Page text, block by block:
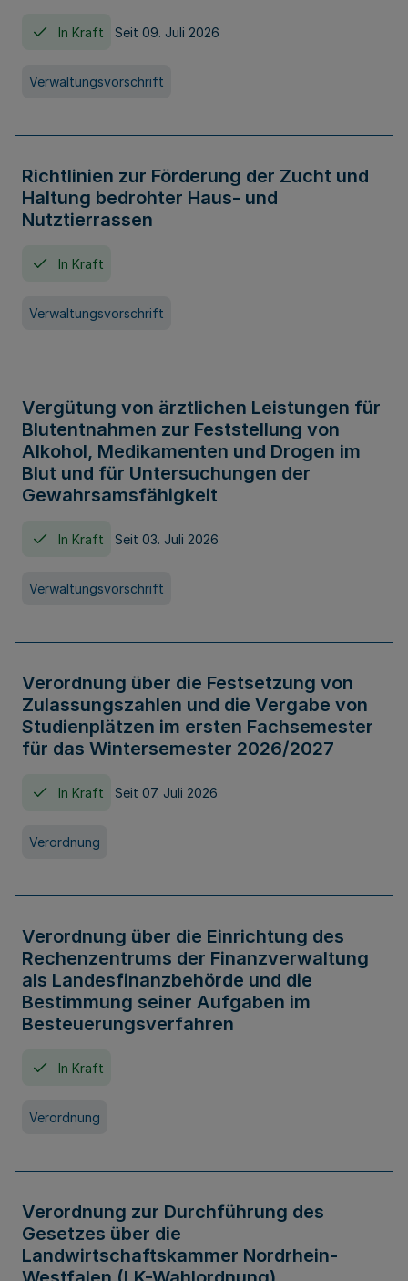
In Kraft Seit 09. Juli 2026
Verwaltungsvorschrift
Richtlinien zur Förderung der Zucht und
Haltung bedrohter Haus- und
Nutztierrassen
In Kraft
Verwaltungsvorschrift
Vergütung von ärztlichen Leistungen für
Blutentnahmen zur Feststellung von
Alkohol, Medikamenten und Drogen im
Blut und für Untersuchungen der
Gewahrsamsfähigkeit
In Kraft Seit 03. Juli 2026
Verwaltungsvorschrift
Verordnung über die Festsetzung von
Zulassungszahlen und die Vergabe von
Studienplätzen im ersten Fachsemester
für das Wintersemester 2026/2027
In Kraft Seit 07. Juli 2026
Verordnung
Verordnung über die Einrichtung des
Rechenzentrums der Finanzverwaltung
als Landesfinanzbehörde und die
Bestimmung seiner Aufgaben im
Besteuerungsverfahren
In Kraft
Verordnung
Verordnung zur Durchführung des
Gesetzes über die
Landwirtschaftskammer Nordrhein-